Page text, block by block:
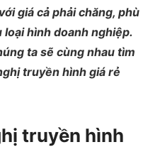
giá cả phải chăng, phù
hình doanh nghiệp.
ta sẽ cùng nhau tìm
truyền hình giá rẻ
truyền hình